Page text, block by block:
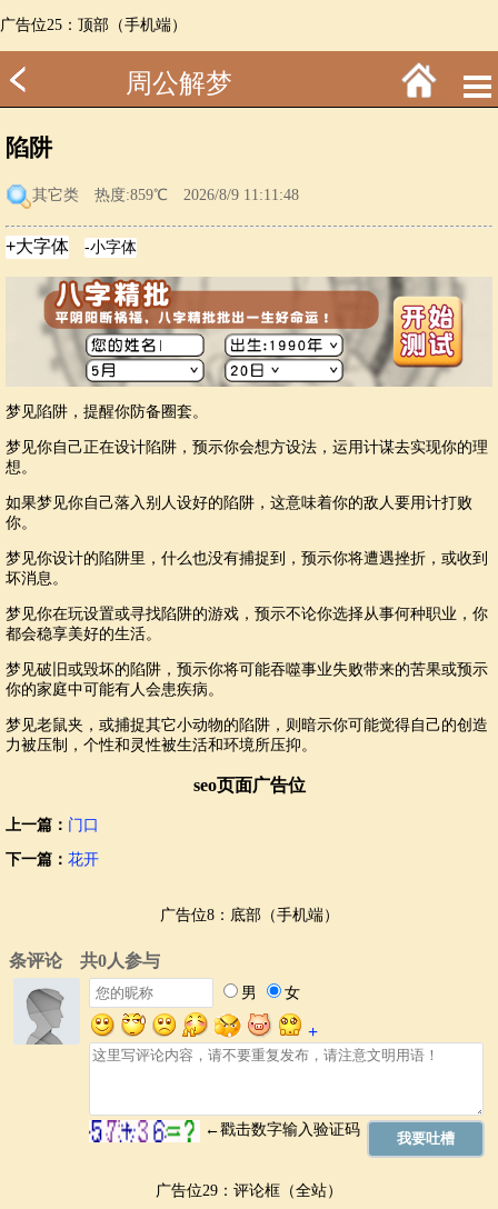
广告位25：顶部（手机端）
周公解梦
陷阱
其它类 热度:859℃ 2026/8/9 11:11:48
梦见陷阱，提醒你防备圈套。
梦见你自己正在设计陷阱，预示你会想方设法，运用计谋去实现你的理
想。
如果梦见你自己落入别人设好的陷阱，这意味着你的敌人要用计打败
你。
梦见你设计的陷阱里，什么也没有捕捉到，预示你将遭遇挫折，或收到
坏消息。
梦见你在玩设置或寻找陷阱的游戏，预示不论你选择从事何种职业，你
都会稳享美好的生活。
梦见破旧或毁坏的陷阱，预示你将可能吞噬事业失败带来的苦果或预示
你的家庭中可能有人会患疾病。
梦见老鼠夹，或捕捉其它小动物的陷阱，则暗示你可能觉得自己的创造
力被压制，个性和灵性被生活和环境所压抑。
seo页面广告位
上一篇： 门口
下一篇： 花开
广告位8：底部（手机端）
广告位29：评论框（全站）